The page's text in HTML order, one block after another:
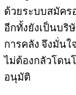
ด้วยระบบสมัค
อีกทั้งยังเป็นบริ
การคลัง จึงมั่น
ไม่ต้องกลัวโดน
อนุมัติ